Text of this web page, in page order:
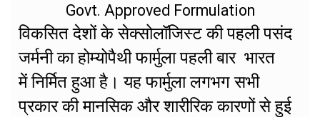
Govt. Approved Formulation
विकसित देशों के सेक्सोलॉजिस्ट की पहली पसंद
जर्मनी का होम्योपैथी फार्मुला पहली बार भारत
में निर्मित हुआ है। यह फार्मुला लगभग सभी
प्रकार की मानसिक और शारीरिक कारणों से हुई